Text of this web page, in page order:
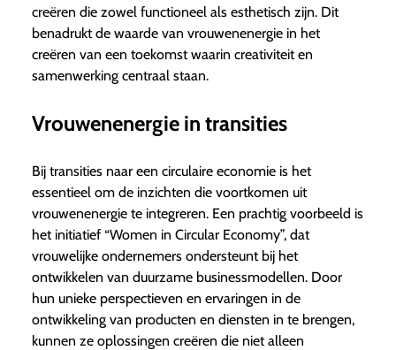
creëren die zowel functioneel als esthetisch zijn. Dit
benadrukt de waarde van vrouwenenergie in het
creëren van een toekomst waarin creativiteit en
samenwerking centraal staan.
Vrouwenenergie in transities
Bij transities naar een circulaire economie is het
essentieel om de inzichten die voortkomen uit
vrouwenenergie te integreren. Een prachtig voorbeeld is
het initiatief “Women in Circular Economy”, dat
vrouwelijke ondernemers ondersteunt bij het
ontwikkelen van duurzame businessmodellen. Door
hun unieke perspectieven en ervaringen in de
ontwikkeling van producten en diensten in te brengen,
kunnen ze oplossingen creëren die niet alleen